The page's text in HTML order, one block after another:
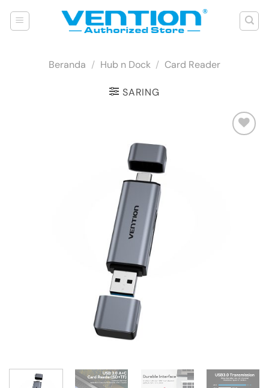
Beranda / Hub n Dock / Card Reader
SARING